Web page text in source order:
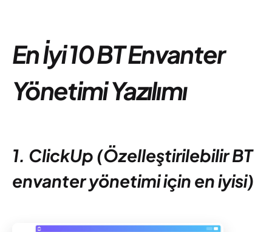
En İyi 10 BT Envanter
Yönetimi Yazılımı
1. ClickUp (Özelleştirilebilir BT
envanter yönetimi için en iyisi)